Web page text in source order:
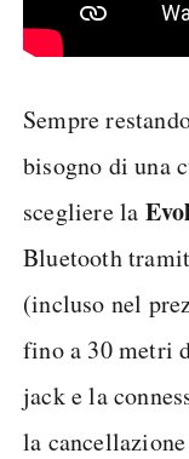
Sempre
bisogno di una
scegliere la
Bluetooth
(incluso nel
fino a 30 metri
jack e la
la